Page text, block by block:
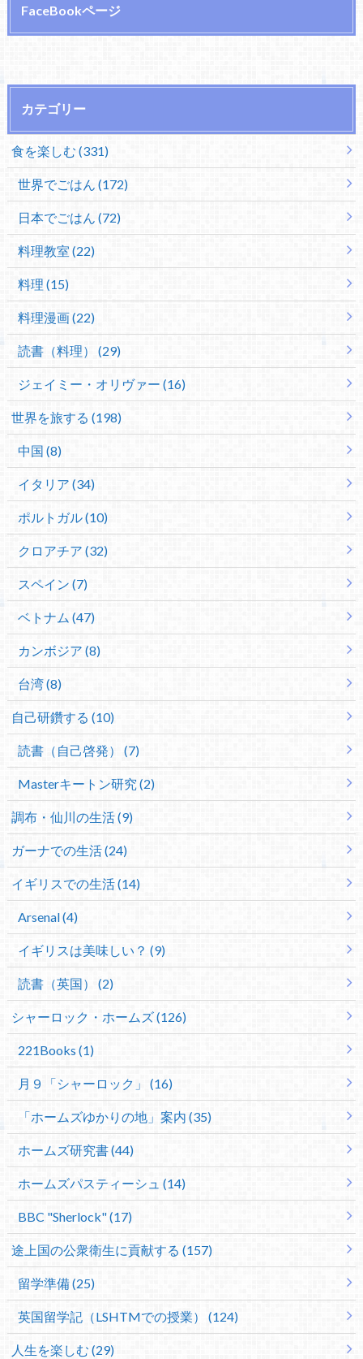
FaceBookページ
カテゴリー
食を楽しむ (331)
世界でごはん (172)
日本でごはん (72)
料理教室 (22)
料理 (15)
料理漫画 (22)
読書（料理） (29)
ジェイミー・オリヴァー (16)
世界を旅する (198)
中国 (8)
イタリア (34)
ポルトガル (10)
クロアチア (32)
スペイン (7)
ベトナム (47)
カンボジア (8)
台湾 (8)
自己研鑽する (10)
読書（自己啓発） (7)
Masterキートン研究 (2)
調布・仙川の生活 (9)
ガーナでの生活 (24)
イギリスでの生活 (14)
Arsenal (4)
イギリスは美味しい？ (9)
読書（英国） (2)
シャーロック・ホームズ (126)
221Books (1)
月９「シャーロック」 (16)
「ホームズゆかりの地」案内 (35)
ホームズ研究書 (44)
ホームズパスティーシュ (14)
BBC "Sherlock" (17)
途上国の公衆衛生に貢献する (157)
留学準備 (25)
英国留学記（LSHTMでの授業） (124)
人生を楽しむ (29)